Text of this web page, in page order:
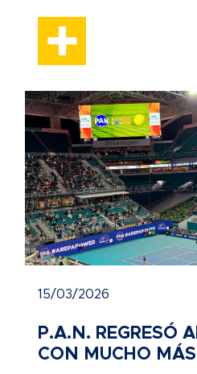
15/03/2026
P.A.N. REGRESÓ
CON MUCHO